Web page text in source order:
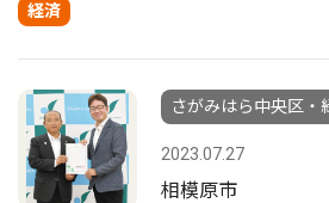
経済
さがみはら中央区・
2023.07.27
相模原市